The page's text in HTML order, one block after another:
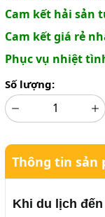
Cam kết hải sản
Cam kết giá rẻ
Phục vụ nhiệt
Số lượng:
Thông tin sản
Khi du lịch đến